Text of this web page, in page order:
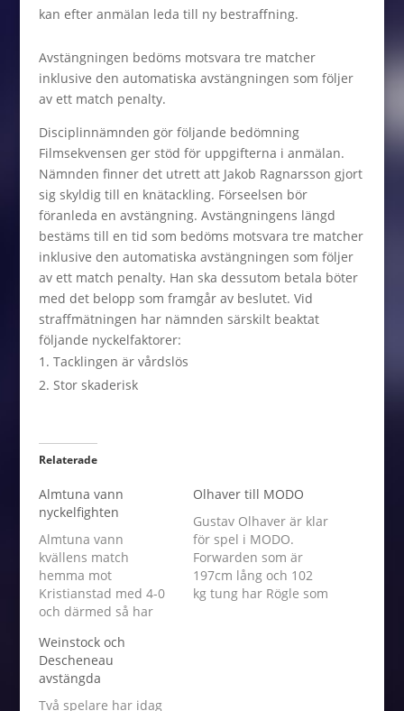
kan efter anmälan leda till ny bestraffning.
Avstängningen bedöms motsvara tre matcher
inklusive den automatiska avstängningen som följer
av ett match penalty.
Disciplinnämnden gör följande bedömning
Filmsekvensen ger stöd för uppgifterna i anmälan.
Nämnden finner det utrett att Jakob Ragnarsson gjort
sig skyldig till en knätackling. Förseelsen bör
föranleda en avstängning. Avstängningens längd
bestäms till en tid som bedöms motsvara tre matcher
inklusive den automatiska avstängningen som följer
av ett match penalty. Han ska dessutom betala böter
med det belopp som framgår av beslutet. Vid
straffmätningen har nämnden särskilt beaktat
följande nyckelfaktorer:
Tacklingen är vårdslös
Stor skaderisk
Relaterade
Almtuna vann
nyckelfighten
Almtuna vann
kvällens match
hemma mot
Kristianstad med 4-0
och därmed så har
säkrat kontraktet i
HockeyAllsvenskan.
För Kristianstads del
står det nu klart att
Olhaver till MODO
Gustav Olhaver är klar
för spel i MODO.
Forwarden som är
197cm lång och 102
kg tung har Rögle som
Weinstock och
Descheneau
avstängda
Två spelare har idag